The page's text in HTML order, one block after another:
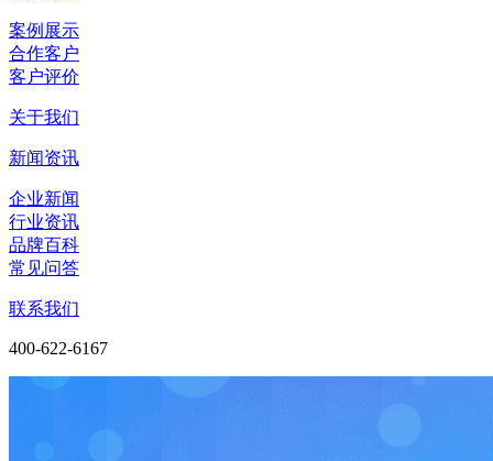
案例展示
合作客户
客户评价
关于我们
新闻资讯
企业新闻
行业资讯
品牌百科
常见问答
联系我们
400-622-6167